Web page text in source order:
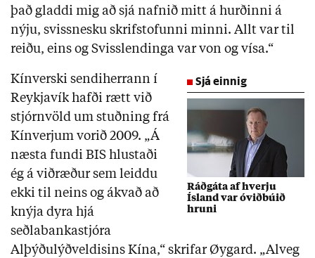
það gladdi mig að sjá nafnið mitt á hurðinni á
nýju, svissnesku skrifstofunni minni. Allt var til
reiðu, eins og Svisslendinga var von og vísa.“
Sjá einnig
Ráðgáta af hverju
Ísland var óviðbúið
hruni
Kínverski sendiherrann í
Reykjavík hafði rætt við
stjórnvöld um stuðning frá
Kínverjum vorið 2009. „Á
næsta fundi BIS hlustaði
ég á viðræður sem leiddu
ekki til neins og ákvað að
knýja dyra hjá
seðlabankastjóra
Alþýðulýðveldisins Kína,“ skrifar Øygard. „Alveg